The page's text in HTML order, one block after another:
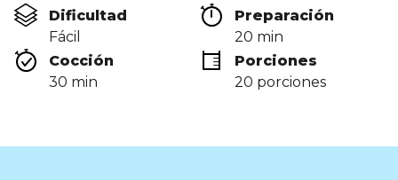
estrellas,
valor
medio
de
valoración.
Read
en
Dificultad
Fácil
Preparación
20 min
Cocción
30 min
Porciones
20 porciones